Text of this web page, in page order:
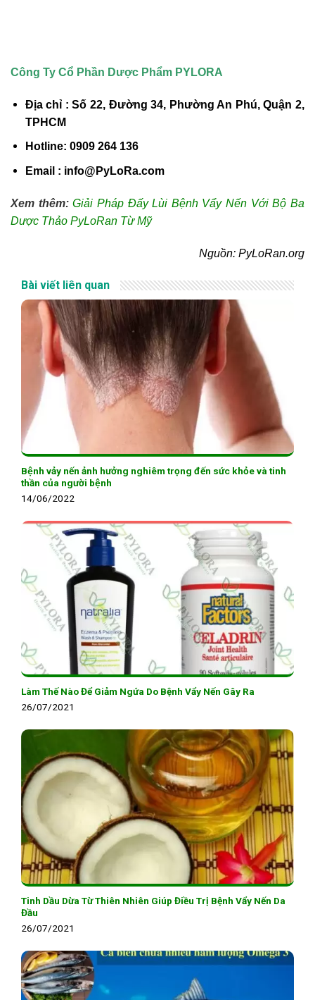
Công Ty Cổ Phần Dược Phẩm PYLORA
Địa chỉ : Số 22, Đường 34, Phường An Phú, Quận 2,
TPHCM
Hotline: 0909 264 136
Email : info@PyLoRa.com
Xem thêm: Giải Pháp Đấy Lùi Bệnh Vẩy Nến Với Bộ Ba
Dược Thảo PyLoRan Từ Mỹ
Nguồn: PyLoRan.org
Bài viết liên quan
Bệnh vảy nến ảnh hưởng nghiêm trọng đến sức khỏe và tinh
thần của người bệnh
14/06/2022
Làm Thế Nào Để Giảm Ngứa Do Bệnh Vẩy Nến Gây Ra
26/07/2021
Tinh Dầu Dừa Từ Thiên Nhiên Giúp Điều Trị Bệnh Vẩy Nến Da
Đầu
26/07/2021